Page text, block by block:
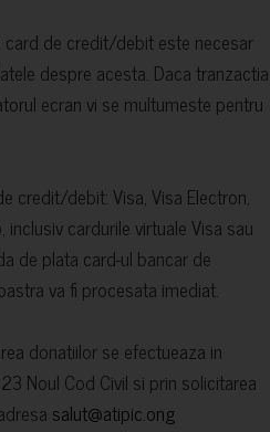
de credit/debit este necesar
despre acesta. Daca tranzactia
ecran vi se multumeste pentru
credit/debit: Visa, Visa Electron,
cardurile virtuale Visa sau
de plata card-ul bancar de
va fi procesata imediat.
donatiilor se efectueaza in
Noul Cod Civil si prin solicitarea
salut@atipic.ong